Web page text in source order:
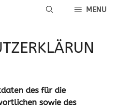
MENU
des für die
sowie des